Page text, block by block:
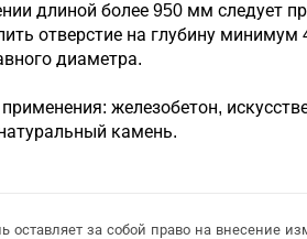
длиной более 950 мм следует
отверстие на глубину
диаметра.
железобетон,
камень.
оставляет за собой право на внесение